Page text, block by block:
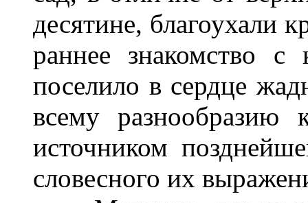
десятине, благоухали
раннее знакомство с
поселило в сердце
всему разнообразию
источником
словесного их